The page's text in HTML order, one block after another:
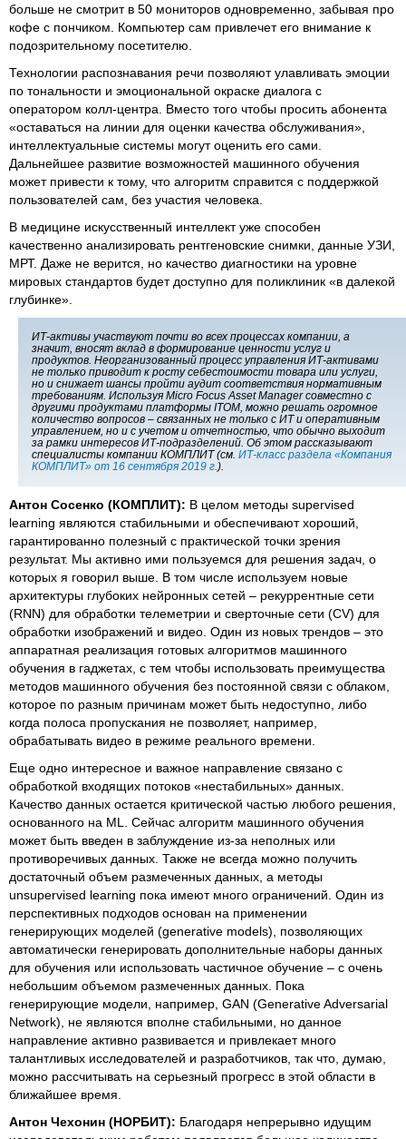
больше не смотрит в 50 мониторов одновременно, забывая про
кофе с пончиком. Компьютер сам привлечет его внимание к
подозрительному посетителю.
Технологии распознавания речи позволяют улавливать эмоции
по тональности и эмоциональной окраске диалога с
оператором колл-центра. Вместо того чтобы просить абонента
«оставаться на линии для оценки качества обслуживания»,
интеллектуальные системы могут оценить его сами.
Дальнейшее развитие возможностей машинного обучения
может привести к тому, что алгоритм справится с поддержкой
пользователей сам, без участия человека.
В медицине искусственный интеллект уже способен
качественно анализировать рентгеновские снимки, данные УЗИ,
МРТ. Даже не верится, но качество диагностики на уровне
мировых стандартов будет доступно для поликлиник «в далекой
глубинке».
ИТ-активы участвуют почти во всех процессах компании, а
значит, вносят вклад в формирование ценности услуг и
продуктов. Неорганизованный процесс управления ИТ-активами
не только приводит к росту себестоимости товара или услуги,
но и снижает шансы пройти аудит соответствия нормативным
требованиям. Используя Micro Focus Asset Manager совместно с
другими продуктами платформы ITOM, можно решать огромное
количество вопросов – связанных не только с ИТ и оперативным
управлением, но и с учетом и отчетностью, что обычно выходит
за рамки интересов ИТ-подразделений. Об этом рассказывают
специалисты компании КОМПЛИТ (см. ИТ-класс раздела «Компания
КОМПЛИТ» от 16 сентября 2019 г. ).
Антон Сосенко (КОМПЛИТ): В целом методы supervised
learning являются стабильными и обеспечивают хороший,
гарантированно полезный с практической точки зрения
результат. Мы активно ими пользуемся для решения задач, о
которых я говорил выше. В том числе используем новые
архитектуры глубоких нейронных сетей – рекуррентные сети
(RNN) для обработки телеметрии и сверточные сети (CV) для
обработки изображений и видео. Один из новых трендов – это
аппаратная реализация готовых алгоритмов машинного
обучения в гаджетах, с тем чтобы использовать преимущества
методов машинного обучения без постоянной связи с облаком,
которое по разным причинам может быть недоступно, либо
когда полоса пропускания не позволяет, например,
обрабатывать видео в режиме реального времени.
Еще одно интересное и важное направление связано с
обработкой входящих потоков «нестабильных» данных.
Качество данных остается критической частью любого решения,
основанного на ML. Сейчас алгоритм машинного обучения
может быть введен в заблуждение из-за неполных или
противоречивых данных. Также не всегда можно получить
достаточный объем размеченных данных, а методы
unsupervised learning пока имеют много ограничений. Один из
перспективных подходов основан на применении
генерирующих моделей (generative models), позволяющих
автоматически генерировать дополнительные наборы данных
для обучения или использовать частичное обучение – с очень
небольшим объемом размеченных данных. Пока
генерирующие модели, например, GAN (Generative Adversarial
Network), не являются вполне стабильными, но данное
направление активно развивается и привлекает много
талантливых исследователей и разработчиков, так что, думаю,
можно рассчитывать на серьезный прогресс в этой области в
ближайшее время.
Антон Чехонин (НОРБИТ): Благодаря непрерывно идущим